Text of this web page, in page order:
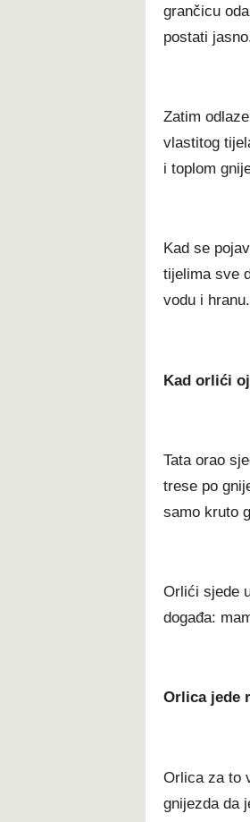
grančicu
postati
Zatim
vlastitog
i toplom
Kad se
tijelima sve
vodu i
Kad orlići
Tata orao
trese po
samo kruto
Orlići sjede
događa:
Orlica jede
Orlica za to
gnijezda da